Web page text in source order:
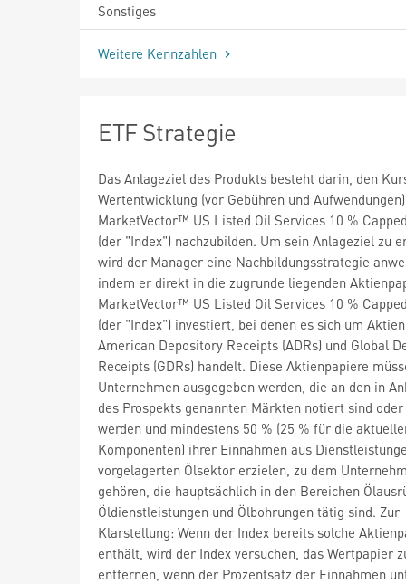
Sonstiges
Weitere Kennzahlen
ETF Strategie
Das Anlageziel des Produkts besteht darin, den
Wertentwicklung (vor Gebühren und
MarketVector™ US Listed Oil Services 10 %
(der "Index") nachzubilden. Um sein Anlageziel zu
wird der Manager eine Nachbildungsstrategie
indem er direkt in die zugrunde liegenden
MarketVector™ US Listed Oil Services 10 %
(der "Index") investiert, bei denen es sich um
American Depository Receipts (ADRs) und Global
Receipts (GDRs) handelt. Diese Aktienpapiere
Unternehmen ausgegeben werden, die an den in
des Prospekts genannten Märkten notiert sind
werden und mindestens 50 % (25 % für die
Komponenten) ihrer Einnahmen aus
vorgelagerten Ölsektor erzielen, zu dem
gehören, die hauptsächlich in den Bereichen
Öldienstleistungen und Ölbohrungen tätig sind. Zur
Klarstellung: Wenn der Index bereits solche
enthält, wird der Index versuchen, das Wertpapier
entfernen, wenn der Prozentsatz der Einnahmen